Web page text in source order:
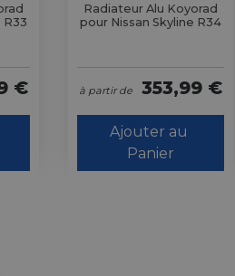
R33
€
Radiateur Alu Koyorad
pour Nissan Skyline R34
à partir de 353,99 €
Ajouter au
Panier